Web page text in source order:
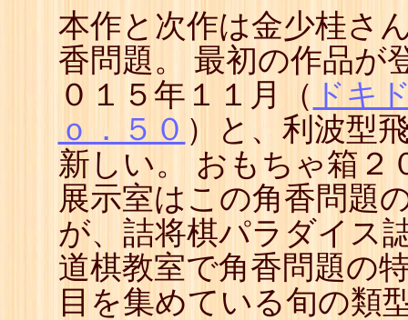
本作と次作は金少桂さ
香問題。 最初の作品が
０１５年１１月（ ドキ
ｏ．５０ ）と、利波型
新しい。 おもちゃ箱２
展示室はこの角香問題
が、詰将棋パラダイス
道棋教室で角香問題の
目を集めている旬の類